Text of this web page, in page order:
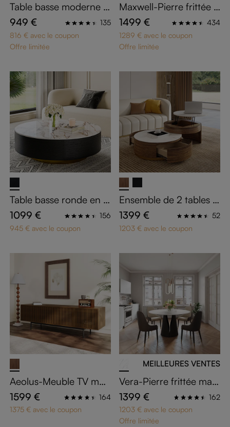
Table basse moderne d
u milieu du siècle
949 €
135
816 € avec le coupon
Offre limitée
Maxwell-Pierre frittée b
rillante Tables à mange
r
1499 €
434
1289 € avec le coupon
Offre limitée
Table basse ronde en pi
erre frittée blanc et noi
r
1099 €
156
945 € avec le coupon
Ensemble de 2 tables b
asses gigognes modern
es
1399 €
52
1203 € avec le coupon
Aeolus-Meuble TV mod
erne du milieu du siècle
1599 €
164
1375 € avec le coupon
MEILLEURES VENTES
Vera-Pierre frittée mate
Tables à manger
1399 €
162
1203 € avec le coupon
Offre limitée